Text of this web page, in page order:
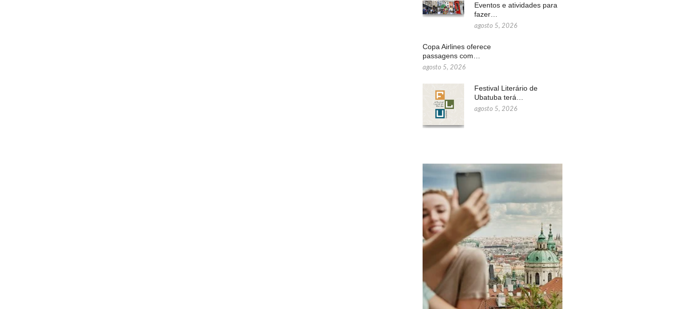
Eventos e atividades para
fazer…
agosto 5, 2026
Copa Airlines oferece
passagens com…
agosto 5, 2026
Festival Literário de
Ubatuba terá…
agosto 5, 2026